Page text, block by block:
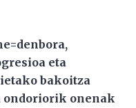
eta
bakoitza
ondoriorik onenak